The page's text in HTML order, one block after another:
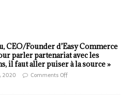
CEO/Founder d’Easy Commerce
parler partenariat avec les
il faut aller puiser à la source »
2020 Comments Off